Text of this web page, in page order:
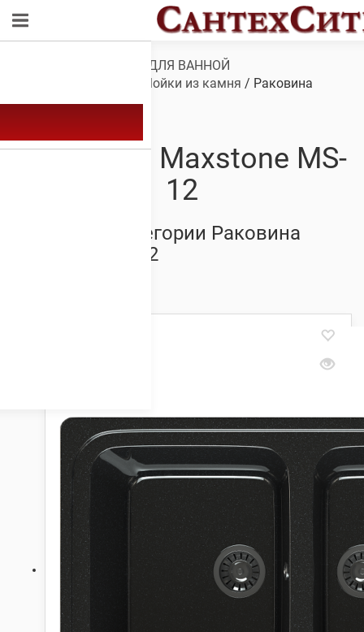
САНТЕХНИКА ДЛЯ ВАННОЙ
Мойки из камня / Раковина
Maxstone MS-12
Раковина Maxstone MS-
12
Товары из категории Раковина
Maxstone MS-12